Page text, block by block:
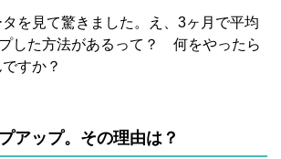
を見て驚きました。え、3ヶ月で平均
した方法があるって？ 何をやったら
すか？
アップ。その理由は？